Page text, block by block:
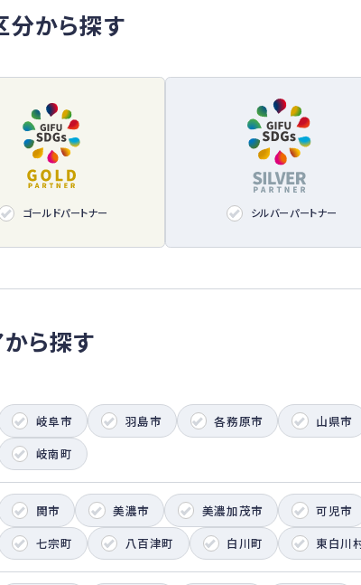
分から探す
ゴールドパートナー シルバーパートナー
ら探す
岐阜市 羽島市 各務原市
山県市
岐南町
関市 美濃市 美濃加茂市
可児市
七宗町
八百津町 白川町 東白川